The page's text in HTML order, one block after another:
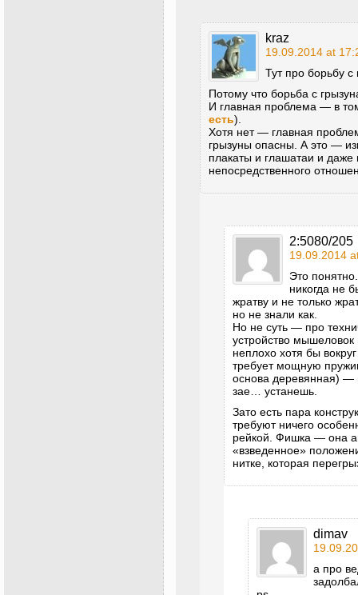
kraz
19.09.2014 at
Тут про борьбу с
Потому что борьба с
И главная проблема — в
есть).
Хотя нет — главная
грызуны опасны. А это —
плакаты и глашатаи и
непосредственного
2:5080/205
19.09.2014
Это
никогда не
жратву и не только
но не знали как.
Но не суть — про
устройство мышеловок
неплохо хотя бы
требует мощную
основа деревянная) —
зае… устанешь.
Зато есть пара
требуют ничего
рейкой. Фишка — она
«взведенное»
нитке, которая
dimav
а про